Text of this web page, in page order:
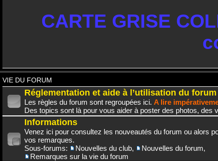
CARTE GRISE
VIE DU FORUM
Réglementation et aide à l’utilisation du forum
Les règles du forum sont regroupées ici. A lire
Des topics sont là pour vous aider à poster des photos, des
Informations
Venez ici pour consultez les nouveautés du forum ou alors
vos remarques.
Sous-forums:
Nouvelles du club, Nouvelles du forum,
Remarques sur la vie du forum